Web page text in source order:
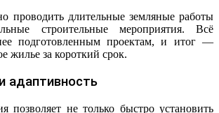
проводить длительные земляные работы
строительные мероприятия. Всё
подготовленным проектам, и итог —
жилье за короткий срок.
адаптивность
позволяет не только быстро установить